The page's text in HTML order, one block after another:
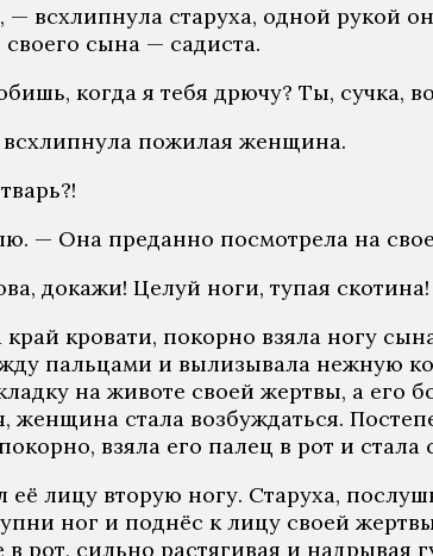
всхлипнула старуха, одной рукой
сына — садиста.
когда я тебя дрючу? Ты, сучка,
пожилая женщина.
— Она преданно посмотрела на
докажи! Целуй ноги, тупая скотина!
край кровати, покорно взяла ногу
пальцами и вылизывала нежную
на животе своей жертвы, а его
стала возбуждаться.
взяла его палец в рот и стала
лицу вторую ногу. Старуха,
ног и поднёс к лицу своей
рот, сильно растягивая и надрывая